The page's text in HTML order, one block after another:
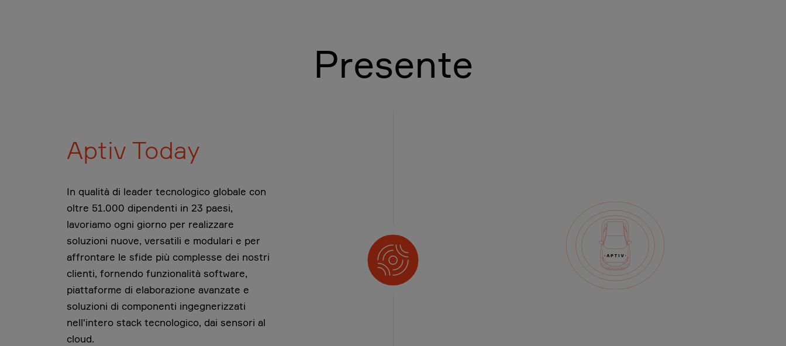
Presente
Aptiv Today
In qualità di leader tecnologico globale con
oltre 51.000 dipendenti in 23 paesi,
lavoriamo ogni giorno per realizzare
soluzioni nuove, versatili e modulari e per
affrontare le sfide più complesse dei nostri
clienti, fornendo funzionalità software,
piattaforme di elaborazione avanzate e
soluzioni di componenti ingegnerizzati
nell'intero stack tecnologico, dai sensori al
cloud.